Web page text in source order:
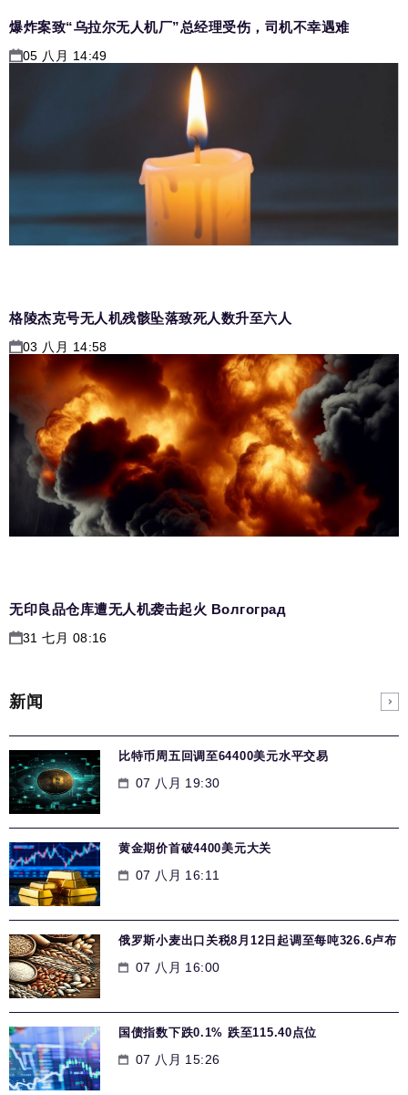
爆炸案致“乌拉尔无人机厂”总经理受伤，司机不幸遇难
05 八月 14:49
格陵杰克号无人机残骸坠落致死人数升至六人
03 八月 14:58
无印良品仓库遭无人机袭击起火 Волгоград
31 七月 08:16
新闻
比特币周五回调至64400美元水平交易
07 八月 19:30
黄金期价首破4400美元大关
07 八月 16:11
俄罗斯小麦出口关税8月12日起调至每吨326.6卢布
07 八月 16:00
国债指数下跌0.1% 跌至115.40点位
07 八月 15:26